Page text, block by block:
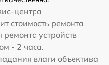
центра
стоимость ремонта
устройств
- 2 часа.
влаги объектива